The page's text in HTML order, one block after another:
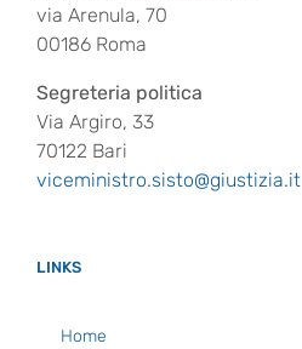
via Arenula, 70
00186 Roma
Segreteria politica
Via Argiro, 33
70122 Bari
viceministro.sisto@giustizia.it
LINKS
Home